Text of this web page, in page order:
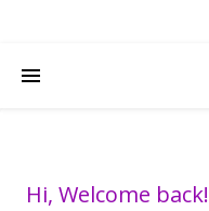
Hi, Welcome back!